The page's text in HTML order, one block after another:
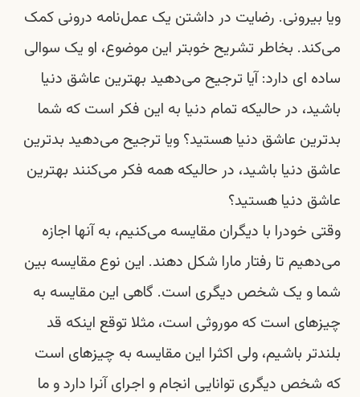
ویا بیرونی. رضایت در داشتن یک عمل‌نامه درونی کمک
می‌کند. بخاطر تشریح خوبتر این موضوع، او یک سوالی
ساده ای دارد: آیا ترجیح می‌دهید بهترین عاشق دنیا
باشید، در حالیکه تمام دنیا به این فکر است که شما
بدترین عاشق دنیا هستید؟ ویا ترجیح می‌دهید بدترین
عاشق دنیا باشید، در حالیکه همه فکر می‌کنند بهترین
عاشق دنیا هستید؟
وقتی خودرا با دیگران مقایسه می‌کنیم، به آنها اجازه
می‌دهیم تا رفتار مارا شکل دهند. این نوع مقایسه بین
شما و یک شخص دیگری‌ است. گاهی این مقایسه به
چیزهای است که موروثی است، مثلا توقع اینکه قد
بلندتر باشیم، ولی اکثرا این مقایسه به چیزهای است
که شخص دیگری توانایی انجام و اجرای آنرا دارد و ما